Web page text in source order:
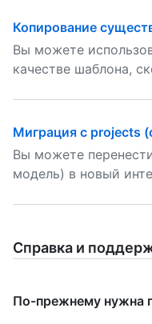
Копирование
Вы можете
качестве шаблона,
Миграция с projects
Вы можете
модель) в новый
Справка и
По-прежнему нужна